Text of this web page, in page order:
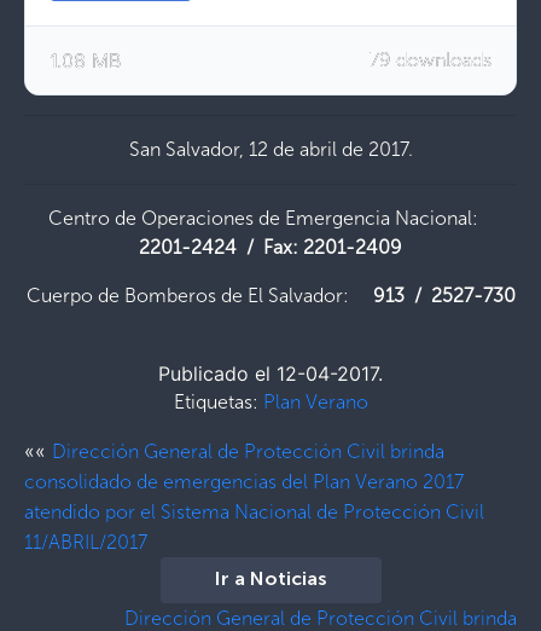
79 downloads
1.08 MB
San Salvador, 12 de abril de 2017.
Centro de Operaciones de Emergencia Nacional:
2201-2424 / Fax: 2201-2409
Cuerpo de Bomberos de El Salvador: 913 / 2527-730
Publicado el 12-04-2017.
Etiquetas: Plan Verano
«« Dirección General de Protección Civil brinda
consolidado de emergencias del Plan Verano 2017
atendido por el Sistema Nacional de Protección Civil
11/ABRIL/2017
Ir a Noticias
Dirección General de Protección Civil brinda